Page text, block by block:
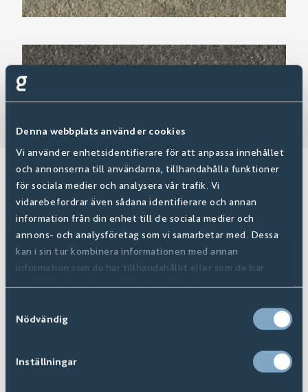
Denna webbplats använder cookies
Vi använder enhetsidentifierare för att anpassa innehållet
och annonserna till användarna, tillhandahålla funktioner
för sociala medier och analysera vår trafik. Vi
vidarebefordrar även sådana identifierare och annan
information från din enhet till de sociala medier och
annons- och analysföretag som vi samarbetar med. Dessa
kan i sin tur kombinera informationen med annan
information som du har tillhandahållit eller som de har
samlat in när du har använt deras tjänster.
Nödvändig
Inställningar
Relaterade produkter